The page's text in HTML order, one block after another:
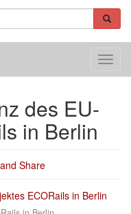
des EU-
in Berlin